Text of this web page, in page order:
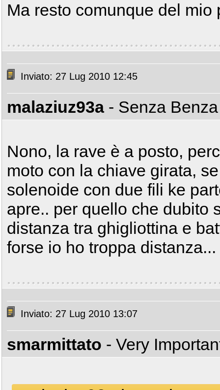
Ma resto comunque del mio
Inviato: 27 Lug 2010 12:45
malaziuz93a - Senza
Nono, la rave è a posto,
moto con la chiave girata,
solenoide con due fili ke
apre.. per quello che dubito
distanza tra ghigliottina e
forse io ho troppa
Inviato: 27 Lug 2010 13:07
smarmittato - Very